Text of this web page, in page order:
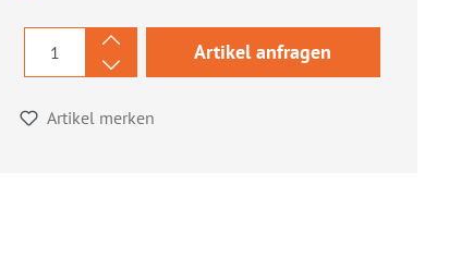
Artikel anfragen
Artikel merken